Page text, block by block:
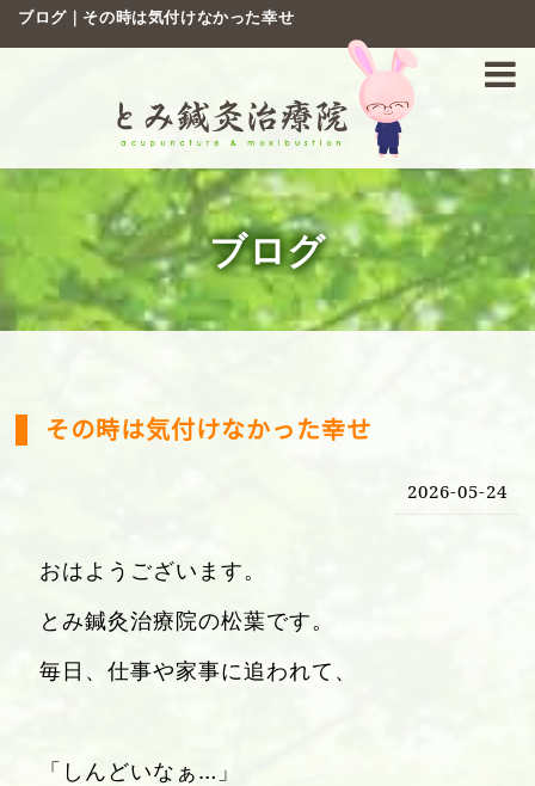
ブログ｜その時は気付けなかった幸せ
ブログ
その時は気付けなかった幸せ
2026-05-24
おはようございます。
とみ鍼灸治療院の松葉です。
毎日、仕事や家事に追われて、
「しんどいなぁ…」